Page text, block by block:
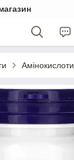
Амінокислоти